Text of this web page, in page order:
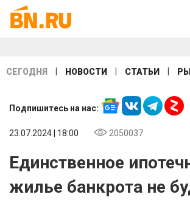
СЕГОДНЯ НОВОСТИ СТАТЬИ
Подпишитесь на нас:
23.07.2024 | 18:00 2050037
Единственное
жилье банкрота не